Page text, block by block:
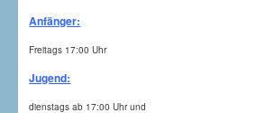
Anfänger:
Freitags 17:00 Uhr
Jugend:
dienstags ab 17:00 Uhr und